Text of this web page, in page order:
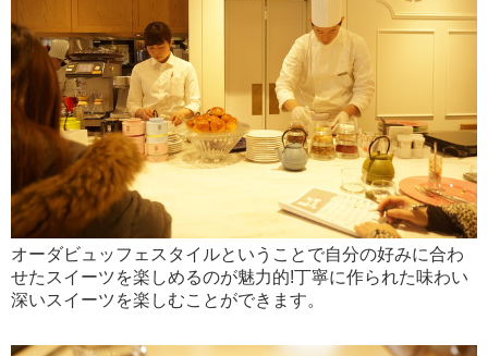
オーダビュッフェスタイルということで自分の好みに合わ
せたスイーツを楽しめるのが魅力的!丁寧に作られた味わい
深いスイーツを楽しむことができます。